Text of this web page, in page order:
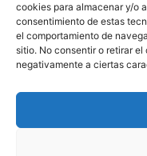
cookies para almacenar y/o
consentimiento de estas
el comportamiento de
sitio. No consentir o retirar
negativamente a ciertas
Política de
Legal